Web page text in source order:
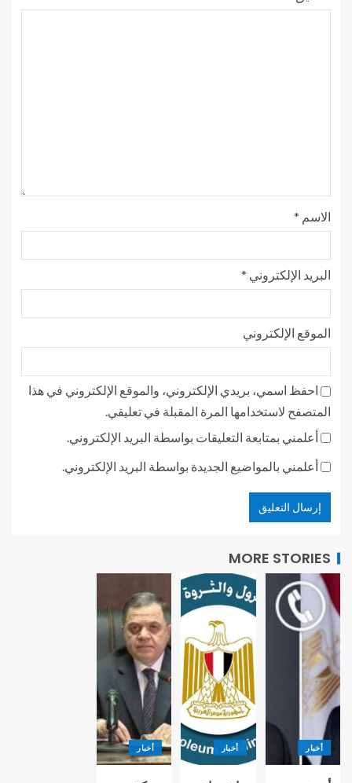
الاسم *
البريد الإلكتروني *
الموقع الإلكتروني
احفظ اسمي، بريدي الإلكتروني، والموقع الإلكتروني في هذا
المتصفح لاستخدامها المرة المقبلة في تعليقي.
أعلمني بمتابعة التعليقات بواسطة البريد الإلكتروني.
أعلمني بالمواضيع الجديدة بواسطة البريد الإلكتروني.
MORE STORIES
أخبار أخبار أخبار